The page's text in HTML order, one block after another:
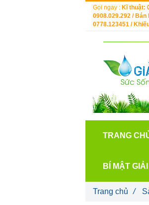
Trang chủ /
Gọi ngay : Kĩ thuật:
0908.029.292 / Bán
0778.123451 /
TRANG
BÍ MẬT